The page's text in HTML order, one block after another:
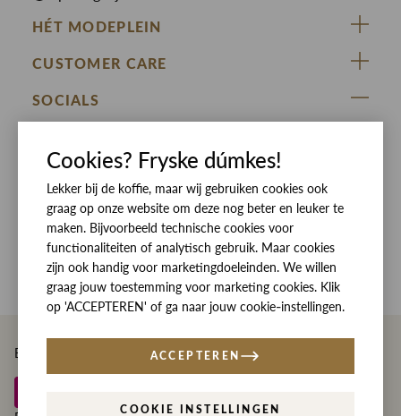
HÉT MODEPLEIN
ZIJ VAN RINSMA
DE HEEREN VAN RINSMA
RINSMA.CONCEPTS
Eten en drinken
Openingstijden
Werken bij RINSMA
CUSTOMER CARE
Veelgestelde vragen
Betaalmethoden
Bezorgen
Contact
Reviews
SOCIALS
Betaal eenvoudig en veilig met
Cookies? Fryske dúmkes!
Lekker bij de koffie, maar wij gebruiken cookies ook
graag op onze website om deze nog beter en leuker te
maken. Bijvoorbeeld technische cookies voor
functionaliteiten of analytisch gebruik. Maar cookies
zijn ook handig voor marketingdoeleinden. We willen
graag jouw toestemming voor marketing cookies. Klik
op 'ACCEPTEREN' of ga naar jouw cookie-instellingen.
COOKIE INSTELLINGEN
ACCEPTEREN